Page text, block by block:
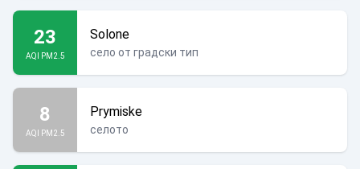
23
AQI PM2.5
Solone
село от градски тип
8
AQI PM2.5
Prymiske
селото